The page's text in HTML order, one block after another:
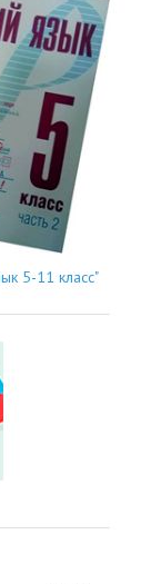
5-11 класс"